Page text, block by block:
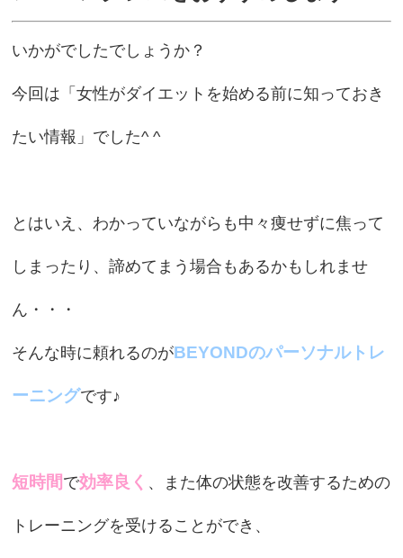
いかがでしたでしょうか？
今回は「女性がダイエットを始める前に知っておき
たい情報」でした^ ^
とはいえ、わかっていながらも中々痩せずに焦って
しまったり、諦めてまう場合もあるかもしれませ
ん・・・
そんな時に頼れるのがBEYONDのパーソナルトレ
ーニングです♪
短時間 で効率良く 、また体の状態を改善するための
トレーニングを受けることができ、